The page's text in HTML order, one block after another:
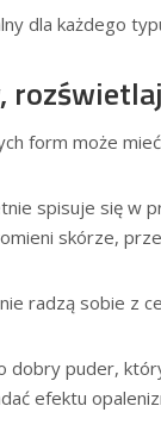
dla każdego
form może
spisuje się w
skórze,
radzą sobie z
puder,
efektu